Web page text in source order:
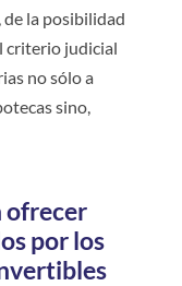
la posibilidad
criterio judicial
no sólo a
sino,
ofrecer
por los